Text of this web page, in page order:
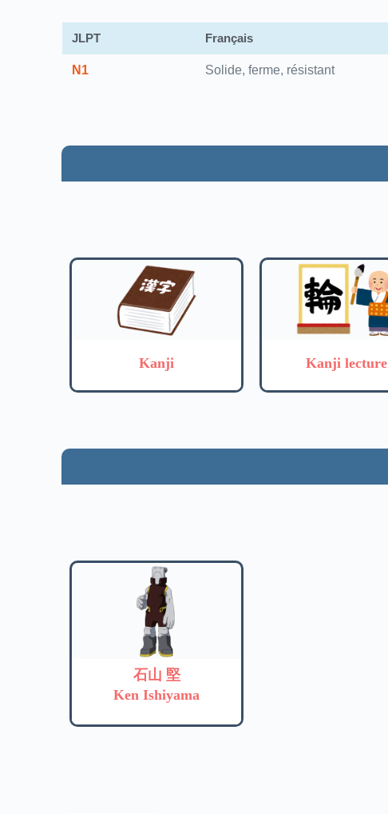
JLPT Français
N1 Solide, ferme, résistant
Kanji Kanji lecture
石山 堅
Ken Ishiyama